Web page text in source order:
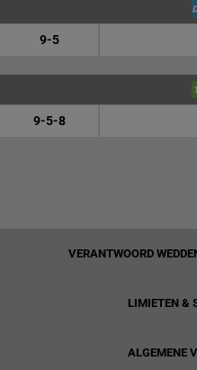
9-5
9-5-8
VERANTWOORD
LIMIETEN &
ALGEMENE